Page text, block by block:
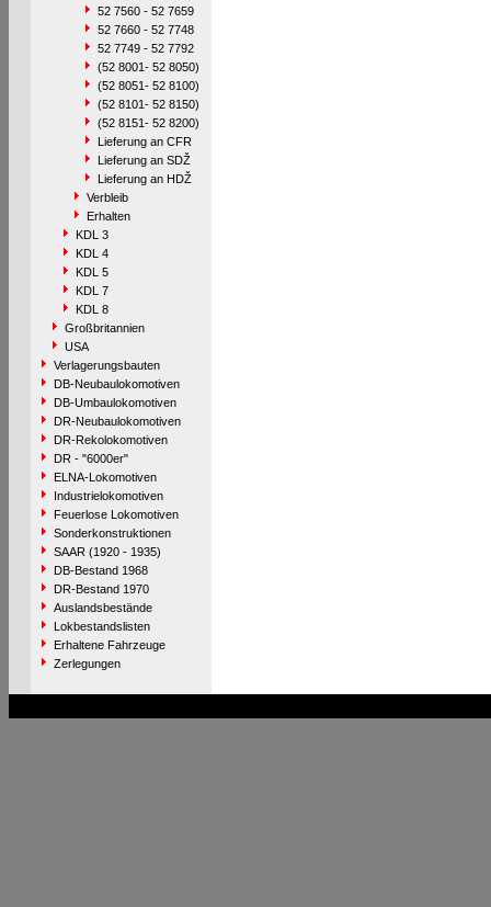
52 7560 - 52 7659
52 7660 - 52 7748
52 7749 - 52 7792
(52 8001- 52 8050)
(52 8051- 52 8100)
(52 8101- 52 8150)
(52 8151- 52 8200)
Lieferung an CFR
Lieferung an SDŽ
Lieferung an HDŽ
Verbleib
Erhalten
KDL 3
KDL 4
KDL 5
KDL 7
KDL 8
Großbritannien
USA
Verlagerungsbauten
DB-Neubaulokomotiven
DB-Umbaulokomotiven
DR-Neubaulokomotiven
DR-Rekolokomotiven
DR - "6000er"
ELNA-Lokomotiven
Industrielokomotiven
Feuerlose Lokomotiven
Sonderkonstruktionen
SAAR (1920 - 1935)
DB-Bestand 1968
DR-Bestand 1970
Auslandsbestände
Lokbestandslisten
Erhaltene Fahrzeuge
Zerlegungen